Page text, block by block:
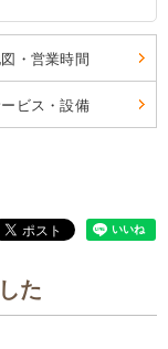
・営業時間
ビス・設備
た